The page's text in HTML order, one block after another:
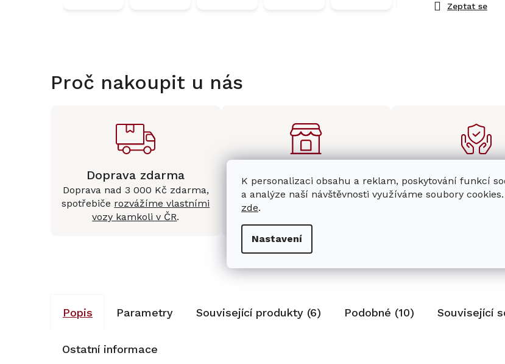
K personalizaci obsahu a reklam, poskytování funkcí
a analýze naší návštěvnosti využíváme soubory
zde.
Nastavení
Zeptat se
Proč nakoupit u nás
Doprava zdarma
Doprava nad 3 000 Kč zdarma,
spotřebiče rozvážíme vlastními
vozy kamkoli v ČR.
Kamenná prodejna
Máme showroom
v Hradci
Králové s možností jednoduše u
Stabilní
Jsme stabilní
domácích spotřebičů
Popis Parametry Související produkty (6) Podobné (10) Související
Ostatní informace